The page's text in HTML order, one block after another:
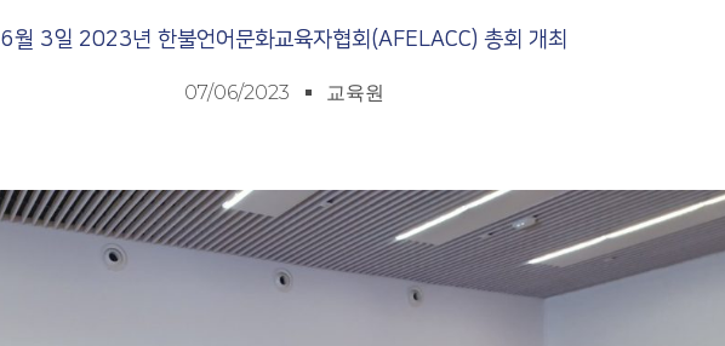
6월 3일 2023년 한불언어문화교육자협회(AFELACC) 총회 개최
07/06/2023 교육원